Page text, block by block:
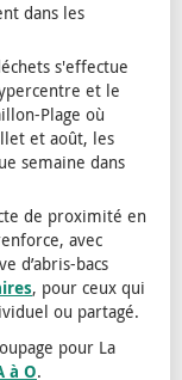
dans les
s'effectue
et le
Plage où
et août, les
semaine dans
de proximité en
avec
d’abris-bacs
, pour ceux qui
ou partagé.
pour La
à O.